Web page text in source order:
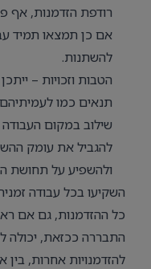
רודפת הזדמנות, אף
אם כן תמצאו תמיד
להשתנות.
הטבות וזכויות –
תנאים כמו
שילוב במקום
להגביל את עומק
ולהשפיע על תחושת
השקיעו בכל עבודה
כל ההזדמנות, גם אם
התבררה ככזאת, יכולה
להזדמנויות אחרות,